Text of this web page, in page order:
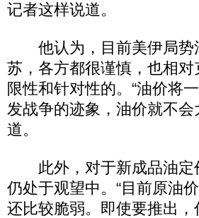
记者这样说道。
他认为，目前美伊局势
苏，各方都很谨慎，也相
限性和针对性的。“油价将
发战争的迹象，油价就不
道。
此外，对于新成品油定
仍处于观望中。“目前原油
还比较脆弱。即使要推出